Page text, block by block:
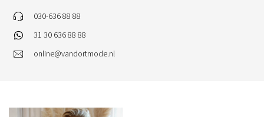
030-636 88 88
31 30 636 88 88
online@vandortmode.nl